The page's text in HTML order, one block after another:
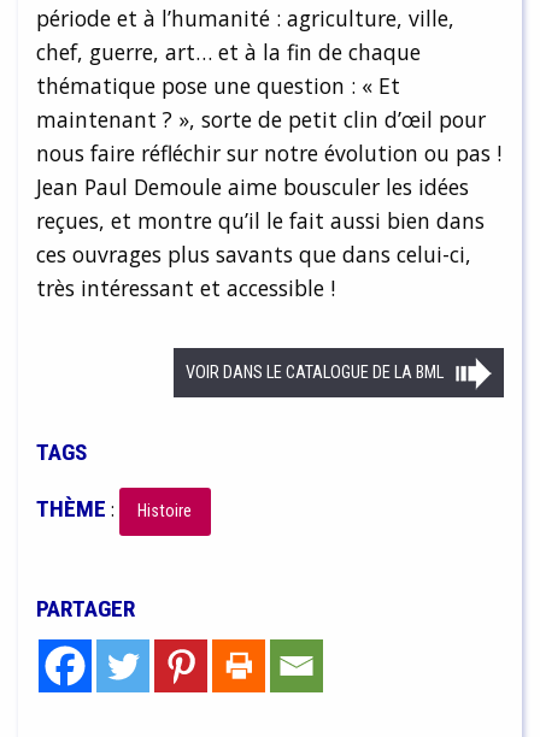
période et à l’humanité : agriculture, ville,
chef, guerre, art… et à la fin de chaque
thématique pose une question : « Et
maintenant ? », sorte de petit clin d’œil pour
nous faire réfléchir sur notre évolution ou pas !
Jean Paul Demoule aime bousculer les idées
reçues, et montre qu’il le fait aussi bien dans
ces ouvrages plus savants que dans celui-ci,
très intéressant et accessible !
VOIR DANS LE CATALOGUE DE LA BML
TAGS
THÈME : Histoire
PARTAGER